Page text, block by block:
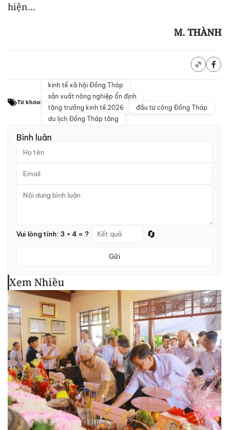
hiện…
M. THÀNH
Từ khóa:
kinh tế xã hội Đồng Tháp
sản xuất nông nghiệp ổn định
tăng trưởng kinh tế 2026
đầu tư công Đồng Tháp
du lịch Đồng Tháp tăng
Bình luận
Vui lòng tính: 3 + 4 = ? 🔄
Gửi
Xem Nhiều